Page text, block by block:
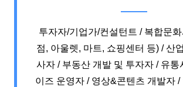
투자자/기업가/컨설턴트 /복합문화
점, 아울렛, 마트, 쇼핑센터 등)/산
사자/부동산 개발 및 투자자/유통
이즈 운영자/영상&콘텐츠 개발자/